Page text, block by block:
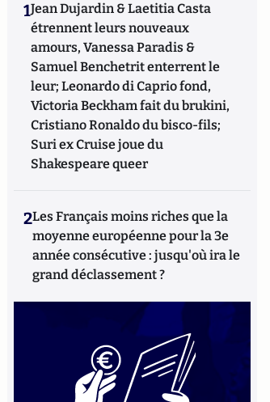
1Jean Dujardin & Laetitia Casta
étrennent leurs nouveaux
amours, Vanessa Paradis &
Samuel Benchetrit enterrent le
leur; Leonardo di Caprio fond,
Victoria Beckham fait du brukini,
Cristiano Ronaldo du bisco-fils;
Suri ex Cruise joue du
Shakespeare queer
2Les Français moins riches que la
moyenne européenne pour la 3e
année consécutive : jusqu'où ira le
grand déclassement ?